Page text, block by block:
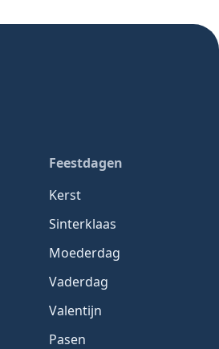
Feestdagen
Kerst
Sinterklaas
Moederdag
Vaderdag
Valentijn
Pasen